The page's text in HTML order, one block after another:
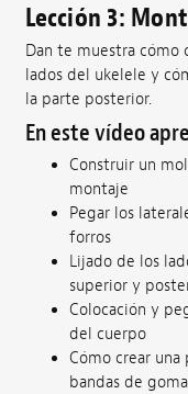
Lección 3:
Dan te muestra cómo
lados del ukelele y
la parte posterior.
En este vídeo
Construir un
montaje
Pegar los
forros
Lijado de los
superior y
Colocación y
del cuerpo
Cómo crear
bandas de goma